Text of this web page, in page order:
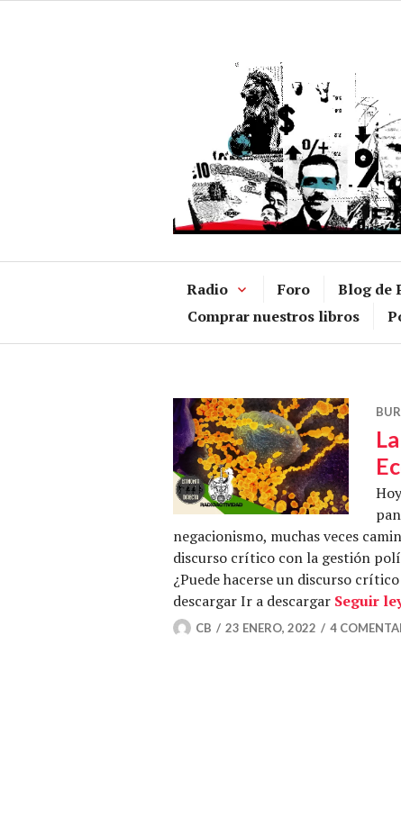
Radio Foro Blog de
Comprar nuestros libros
negacionismo, muchas veces
discurso crítico con la gestión
¿Puede hacerse un discurso
descargar Ir a descargar Seguir
CB 23 ENERO, 2022 4